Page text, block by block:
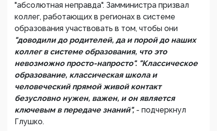
"абсолютная неправда". Замминистра призвал
коллег, работающих в регионах в системе
образования участвовать в том, чтобы они
"доводили до родителей, да и порой до наших
коллег в системе образования, что это
невозможно просто-напросто". "Классическое
образование, классическая школа и
человеческий прямой живой контакт
безусловно нужен, важен, и он является
ключевым в передаче знаний", - подчеркнул
Глушко.